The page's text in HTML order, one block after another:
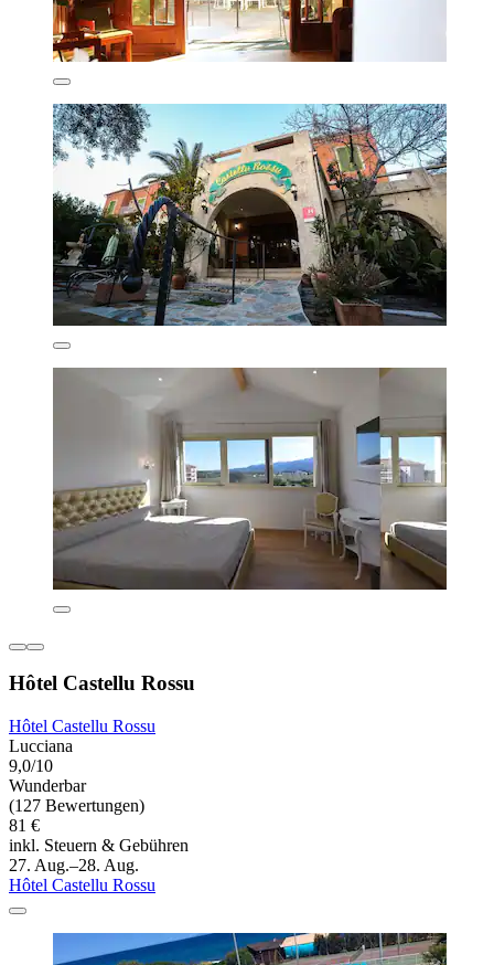
Hôtel Castellu Rossu
Hôtel Castellu Rossu
Lucciana
9,0/10
Wunderbar
(127 Bewertungen)
81 €
inkl. Steuern & Gebühren
27. Aug.–28. Aug.
Hôtel Castellu Rossu